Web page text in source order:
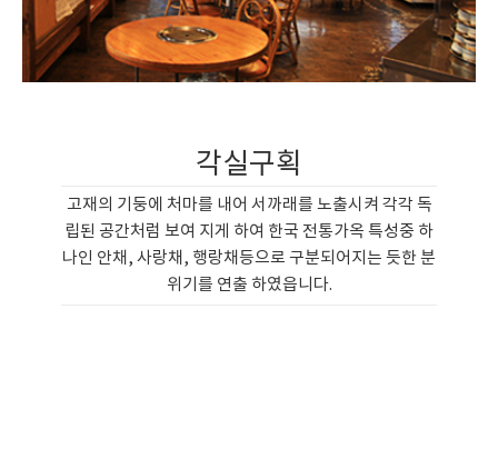
각실구획
고재의 기둥에 처마를 내어 서까래를 노출시켜 각각 독
립된 공간처럼 보여 지게 하여 한국 전통가옥 특성중 하
나인 안채, 사랑채, 행랑채등으로 구분되어지는 듯한 분
위기를 연출 하였읍니다.